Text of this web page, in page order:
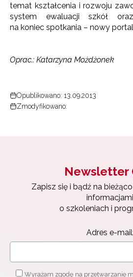
temat kształcenia i rozwoju
system ewaluacji szkół
na koniec spotkania – nowy
Oprac.: Katarzyna Możdżonek
Opublikowano: 13.09.2013
Zmodyfikowano:
Newsletter
Zapisz się i bądź na
informacjami
o szkoleniach i
Adres e-mail:
Wyrażam zgodę na przetwarzanie